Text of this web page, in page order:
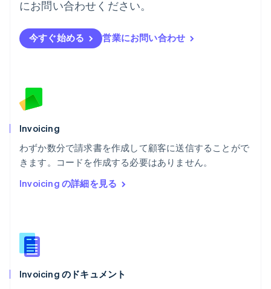
にお問い合わせください。
今すぐ始める 営業にお問い合わせ
Invoicing
わずか数分で請求書を作成して顧客に送信することがで
きます。コードを作成する必要はありません。
Invoicing の詳細を見る
Invoicing のドキュメント
フィンランド
ブラジル
PortuguêsEnglish
フランス
English
ベルギー
ポーランド
English
ポルトガル
PortuguêsEnglish
English
Español
ラトビア
リトアニア